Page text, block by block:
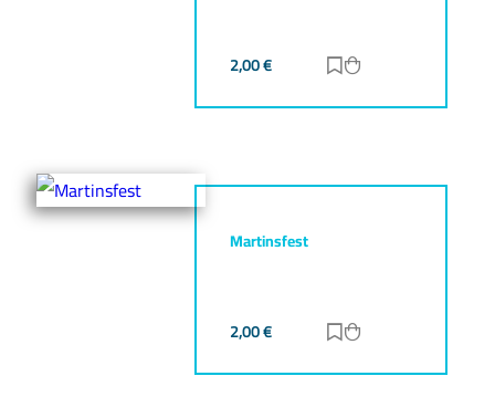
2,00€ Zur Merkliste
Martinsfest
2,00€ Zur Merkliste